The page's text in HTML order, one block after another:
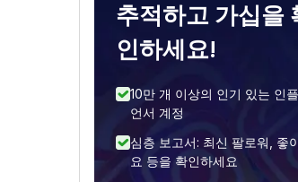
추적하고 가십을
인하세요!
10만 개 이상의 인기 있는 인
언서 계정
심층 보고서: 최신 팔로워, 좋
요 등을 확인하세요